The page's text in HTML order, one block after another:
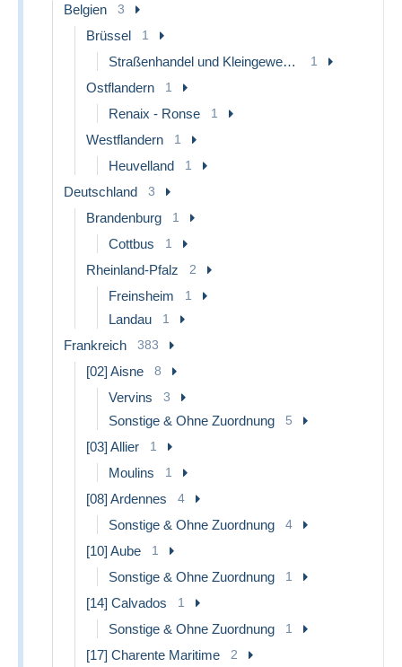
Belgien 3
Brüssel 1
Straßenhandel und Kleingewerbe 1
Ostflandern 1
Renaix - Ronse 1
Westflandern 1
Heuvelland 1
Deutschland 3
Brandenburg 1
Cottbus 1
Rheinland-Pfalz 2
Freinsheim 1
Landau 1
Frankreich 383
[02] Aisne 8
Vervins 3
Sonstige & Ohne Zuordnung 5
[03] Allier 1
Moulins 1
[08] Ardennes 4
Sonstige & Ohne Zuordnung 4
[10] Aube 1
Sonstige & Ohne Zuordnung 1
[14] Calvados 1
Sonstige & Ohne Zuordnung 1
[17] Charente Maritime 2